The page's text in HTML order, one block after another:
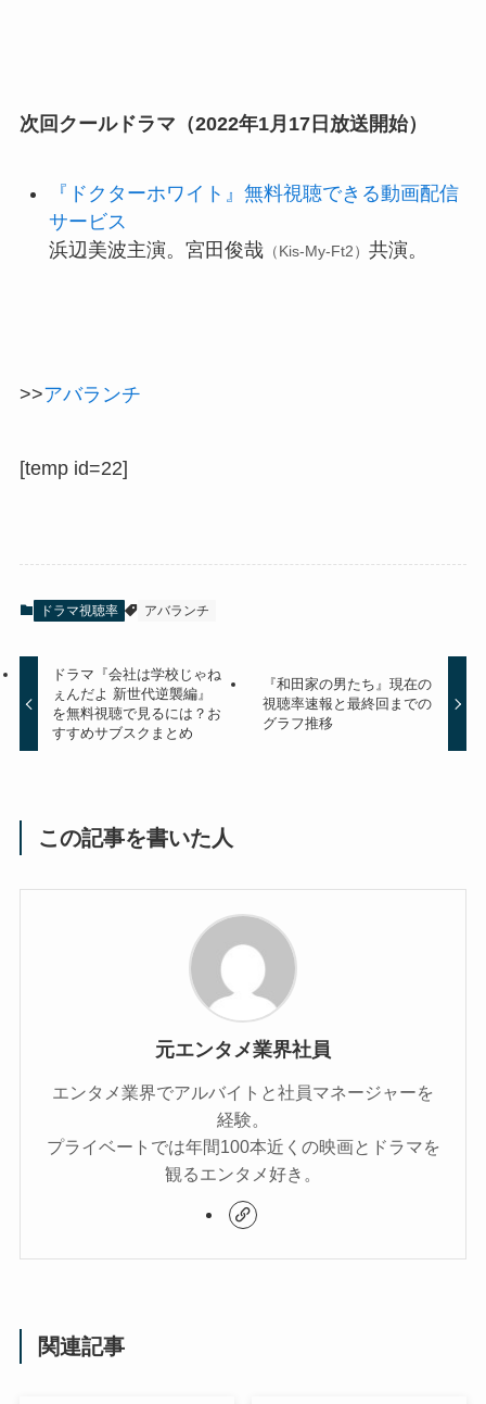
次回クールドラマ（2022年1月17日放送開始）
『ドクターホワイト』無料視聴できる動画配信
サービス
浜辺美波主演。 宮田俊哉（Kis-My-Ft2） 共演。
>>アバランチ
[temp id=22]
ドラマ視聴率 アバランチ
ドラマ『会社は学校じゃね
ぇんだよ 新世代逆襲編』
を無料視聴で見るには？お
すすめサブスクまとめ
『和田家の男たち』現在の
視聴率速報と最終回までの
グラフ推移
この記事を書いた人
元エンタメ業界社員
エンタメ業界でアルバイトと社員マネージャーを
経験。
プライベートでは年間100本近くの映画とドラマを
観るエンタメ好き。
関連記事